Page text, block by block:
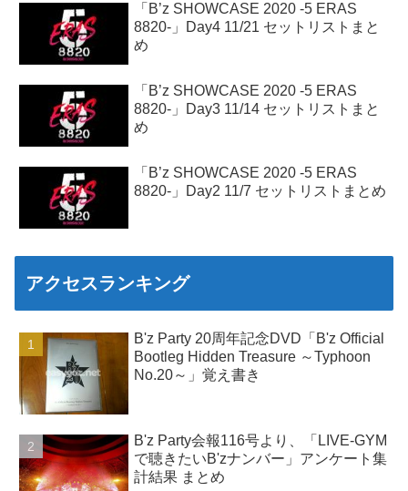
「B’z SHOWCASE 2020 -5 ERAS
8820-」Day4 11/21 セットリストまと
め
「B’z SHOWCASE 2020 -5 ERAS
8820-」Day3 11/14 セットリストまと
め
「B’z SHOWCASE 2020 -5 ERAS
8820-」Day2 11/7 セットリストまとめ
アクセスランキング
B'z Party 20周年記念DVD「B'z Official
Bootleg Hidden Treasure ～Typhoon
No.20～」覚え書き
B'z Party会報116号より、「LIVE-GYM
で聴きたいB'zナンバー」アンケート集
計結果 まとめ